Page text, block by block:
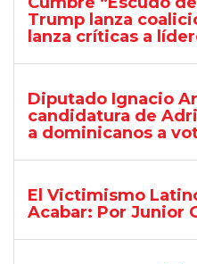
Trump lanza
lanza críticas a
Diputado Ignacio
candidatura de
a dominicanos a
El Victimismo
Acabar: Por Junior